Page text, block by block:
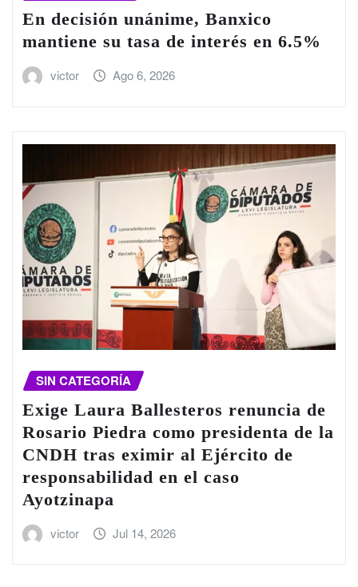
En decisión unánime, Banxico
mantiene su tasa de interés en 6.5%
victor Ago 6, 2026
SIN CATEGORÍA
Exige Laura Ballesteros renuncia de
Rosario Piedra como presidenta de la
CNDH tras eximir al Ejército de
responsabilidad en el caso
Ayotzinapa
victor Jul 14, 2026